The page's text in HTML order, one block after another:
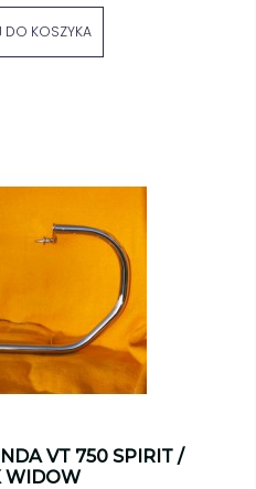
DO KOSZYKA
VT 750 SPIRIT /
WIDOW